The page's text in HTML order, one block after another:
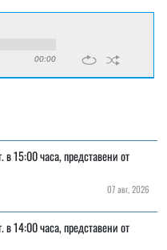
00:00
15:00 часа, представени от
07 авг, 2026
14:00 часа, представени от